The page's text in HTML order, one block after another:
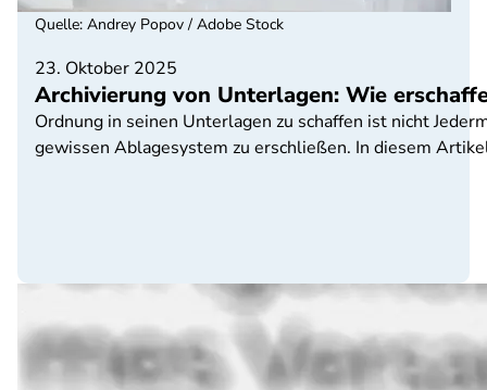
23. Oktober 2025
Archivierung von Unterlagen: Wie
Ordnung in seinen Unterlagen zu schaffen ist nicht
gewissen Ablagesystem zu erschließen. In diesem
Quelle: Andrey Popov / Adobe Stock